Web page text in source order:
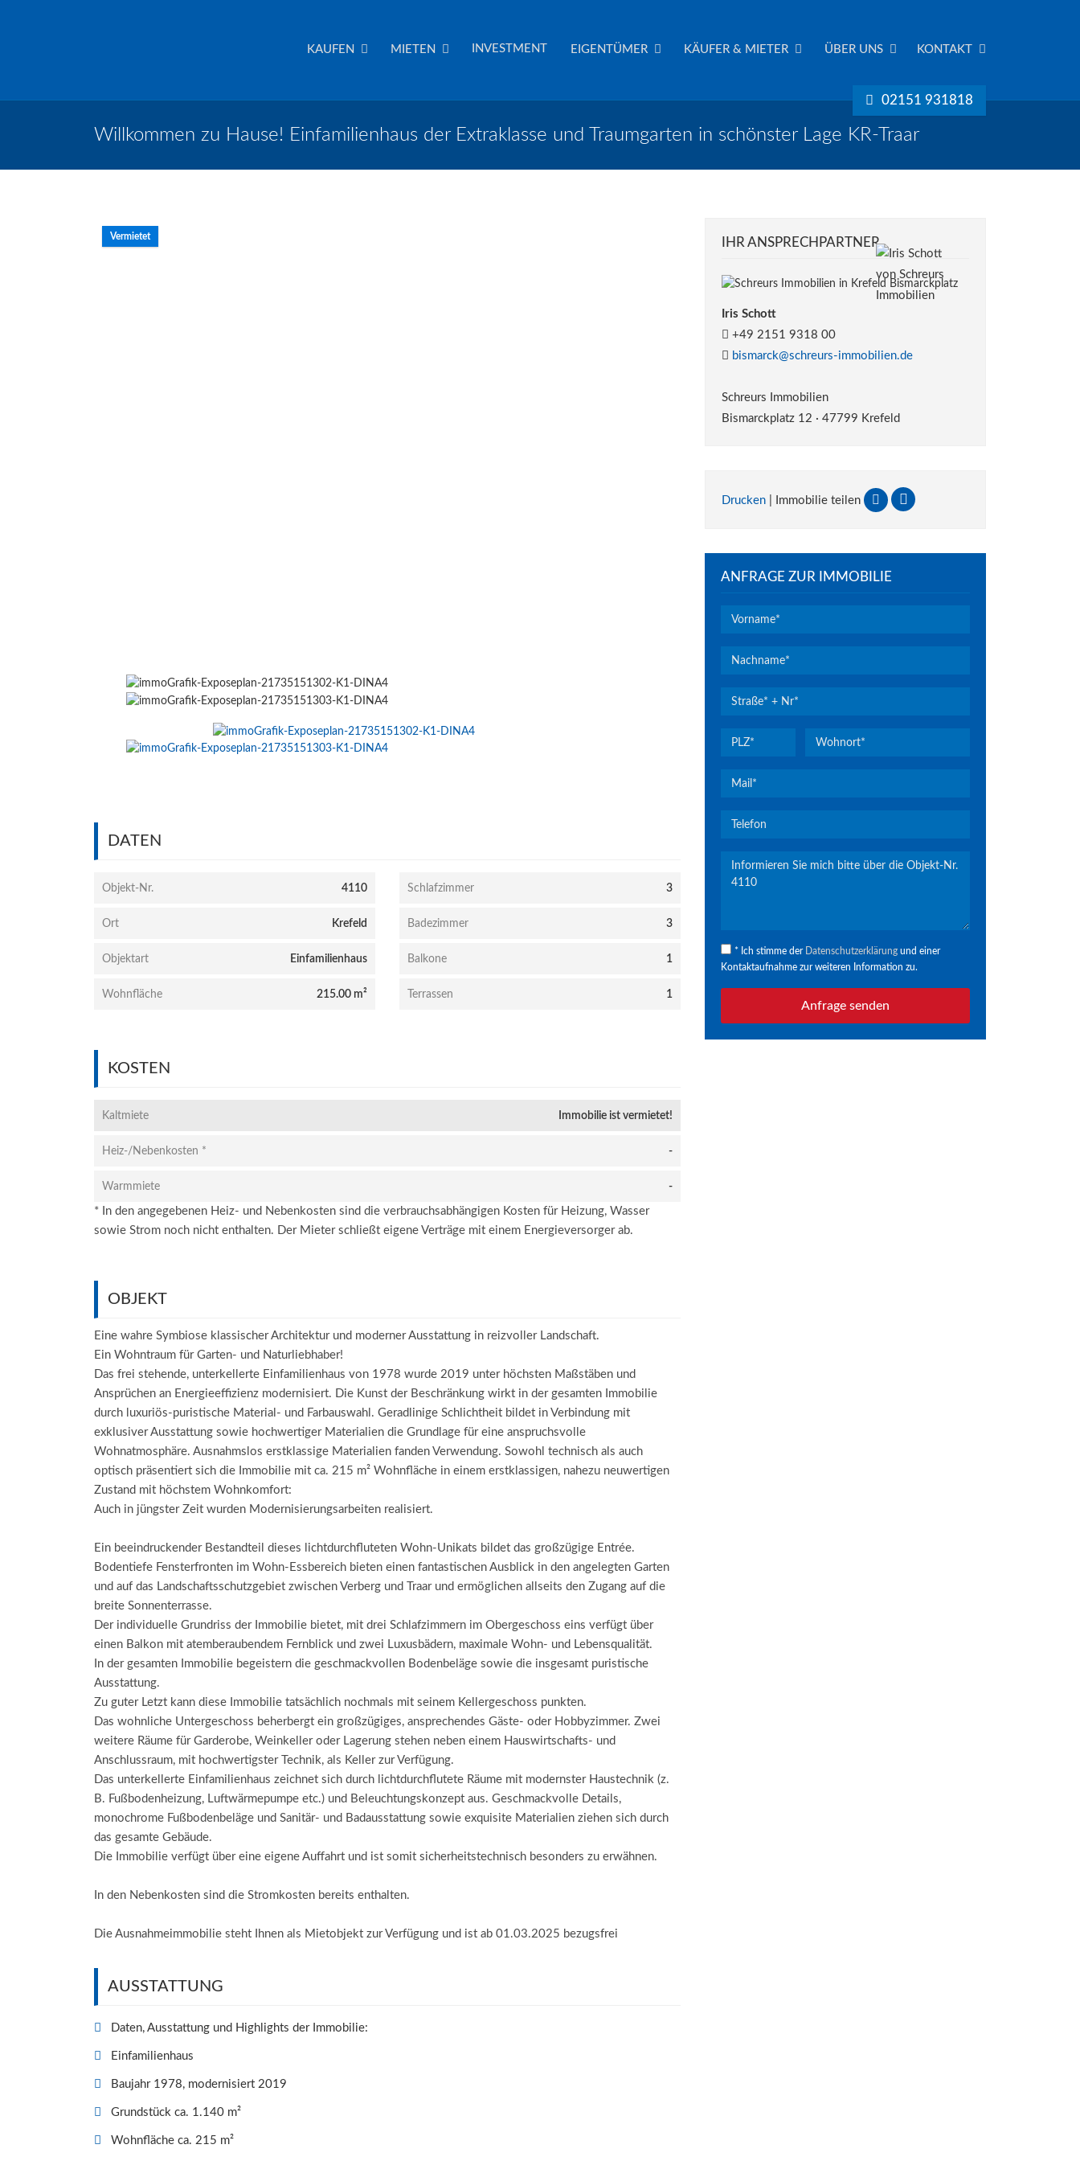
02151 931818
KAUFEN MIETEN INVESTMENT EIGENTÜMER KÄUFER & MIETER ÜBER UNS KONTAKT
Willkommen zu Hause! Einfamilienhaus der Extraklasse und Traumgarten in schönster Lage KR-Traar
Vermietet
DATEN
Objekt-Nr. 4110
Ort Krefeld
Objektart Einfamilienhaus
Wohnfläche 215.00 m²
Schlafzimmer 3
Badezimmer 3
Balkone 1
Terrassen 1
KOSTEN
Kaltmiete Immobilie ist vermietet!
Heiz-/Nebenkosten * -
Warmmiete -
* In den angegebenen Heiz- und Nebenkosten sind die verbrauchsabhängigen Kosten für Heizung, Wasser
sowie Strom noch nicht enthalten. Der Mieter schließt eigene Verträge mit einem Energieversorger ab.
OBJEKT
Eine wahre Symbiose klassischer Architektur und moderner Ausstattung in reizvoller Landschaft.
Ein Wohntraum für Garten- und Naturliebhaber!
Das frei stehende, unterkellerte Einfamilienhaus von 1978 wurde 2019 unter höchsten Maßstäben und
Ansprüchen an Energieeffizienz modernisiert. Die Kunst der Beschränkung wirkt in der gesamten Immobilie
durch luxuriös-puristische Material- und Farbauswahl. Geradlinige Schlichtheit bildet in Verbindung mit
exklusiver Ausstattung sowie hochwertiger Materialien die Grundlage für eine anspruchsvolle
Wohnatmosphäre. Ausnahmslos erstklassige Materialien fanden Verwendung. Sowohl technisch als auch
optisch präsentiert sich die Immobilie mit ca. 215 m² Wohnfläche in einem erstklassigen, nahezu neuwertigen
Zustand mit höchstem Wohnkomfort:
Auch in jüngster Zeit wurden Modernisierungsarbeiten realisiert.
Ein beeindruckender Bestandteil dieses lichtdurchfluteten Wohn-Unikats bildet das großzügige Entrée.
Bodentiefe Fensterfronten im Wohn-Essbereich bieten einen fantastischen Ausblick in den angelegten Garten
und auf das Landschaftsschutzgebiet zwischen Verberg und Traar und ermöglichen allseits den Zugang auf die
breite Sonnenterrasse.
Der individuelle Grundriss der Immobilie bietet, mit drei Schlafzimmern im Obergeschoss eins verfügt über
einen Balkon mit atemberaubendem Fernblick und zwei Luxusbädern, maximale Wohn- und Lebensqualität.
In der gesamten Immobilie begeistern die geschmackvollen Bodenbeläge sowie die insgesamt puristische
Ausstattung.
Zu guter Letzt kann diese Immobilie tatsächlich nochmals mit seinem Kellergeschoss punkten.
Das wohnliche Untergeschoss beherbergt ein großzügiges, ansprechendes Gäste- oder Hobbyzimmer. Zwei
weitere Räume für Garderobe, Weinkeller oder Lagerung stehen neben einem Hauswirtschafts- und
Anschlussraum, mit hochwertigster Technik, als Keller zur Verfügung.
Das unterkellerte Einfamilienhaus zeichnet sich durch lichtdurchflutete Räume mit modernster Haustechnik (z.
B. Fußbodenheizung, Luftwärmepumpe etc.) und Beleuchtungskonzept aus. Geschmackvolle Details,
monochrome Fußbodenbeläge und Sanitär- und Badausstattung sowie exquisite Materialien ziehen sich durch
das gesamte Gebäude.
Die Immobilie verfügt über eine eigene Auffahrt und ist somit sicherheitstechnisch besonders zu erwähnen.
In den Nebenkosten sind die Stromkosten bereits enthalten.
Die Ausnahmeimmobilie steht Ihnen als Mietobjekt zur Verfügung und ist ab 01.03.2025 bezugsfrei
AUSSTATTUNG
Daten, Ausstattung und Highlights der Immobilie:
Einfamilienhaus
Baujahr 1978, modernisiert 2019
Grundstück ca. 1.140 m²
Wohnfläche ca. 215 m²
IHR ANSPRECHPARTNER
Iris Schott
+49 2151 9318 00
bismarck@schreurs-immobilien.de
Schreurs Immobilien
Bismarckplatz 12 · 47799 Krefeld
Drucken | Immobilie teilen
ANFRAGE ZUR IMMOBILIE
* Ich stimme der Datenschutzerklärung und einer
Kontaktaufnahme zur weiteren Information zu.
Anfrage senden